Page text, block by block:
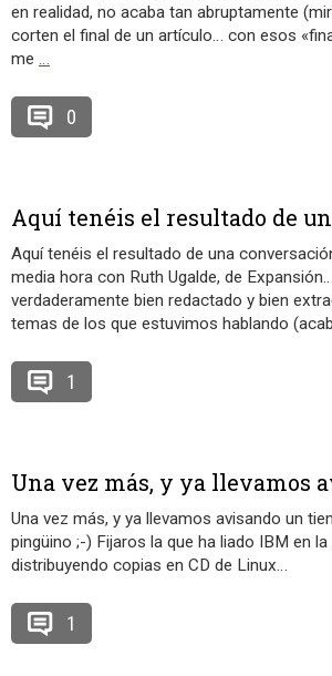
en realidad, no acaba tan abruptamente
corten el final de un artículo… con esos
me …
0
Aquí tenéis el resultado de
Aquí tenéis el resultado de una
media hora con Ruth Ugalde, de
verdaderamente bien redactado y bien
temas de los que estuvimos hablando
1
Una vez más, y ya llevamos
Una vez más, y ya llevamos avisando un
pingüino ;-) Fijaros la que ha liado IBM en
distribuyendo copias en CD de Linux…
1